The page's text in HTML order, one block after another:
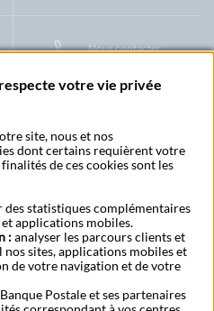
Nous contacter
PersonnelFiliales et partenaires
Actualiser vos informations
Coordonnées Centres Financiers
Actualités réglementaires CGU
d'exploitation
Lexique Aide et accessibilité
conforme Espace candidature
et d'Investissement
et de résolutionRésilierRétractation
respecte votre vie privée
site, nous et nos
dont certains requièrent votre
de ces cookies sont les
des statistiques complémentaires
applications mobiles.
:analyser les parcours clients et
sites, applications mobiles et
de votre navigation et de votre
Postale et ses partenaires